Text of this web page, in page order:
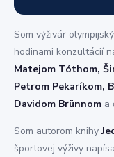
Som výživár
hodinami konzultácií
Matejom Tóthom,
Petrom Pekaríkom,
Davidom Brünnom a
Som autorom knihy
športovej výživy